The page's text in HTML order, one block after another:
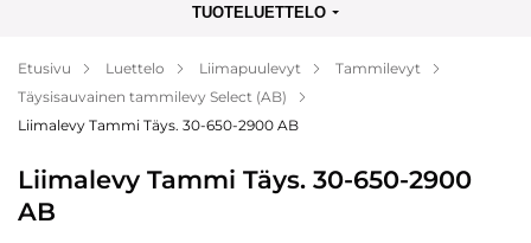
Maksu
Yrityksen
Blogi
Yhteystiedot
TUOTELUETTELO
Etusivu Luettelo Liimapuulevyt
Tammilevyt
Täysisauvainen tammilevy Select (AB)
Liimalevy Tammi Täys. 30-650-2900 AB
Liimalevy Tammi Täys. 30-650-2900
AB